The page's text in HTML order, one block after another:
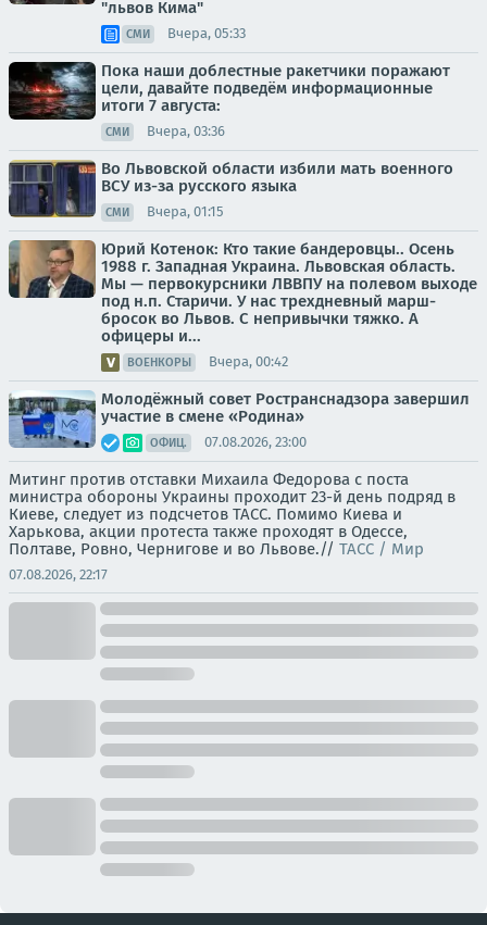
"львов Кима"
СМИ Вчера, 05:33
Пока наши доблестные ракетчики поражают
цели, давайте подведём информационные
итоги 7 августа:
СМИ Вчера, 03:36
Во Львовской области избили мать военного
ВСУ из-за русского языка
СМИ Вчера, 01:15
Юрий Котенок: Кто такие бандеровцы.. Осень
1988 г. Западная Украина. Львовская область.
Мы — первокурсники ЛВВПУ на полевом выходе
под н.п. Старичи. У нас трехдневный марш-
бросок во Львов. С непривычки тяжко. А
офицеры и...
ВОЕНКОРЫ Вчера, 00:42
Молодёжный совет Ространснадзора завершил
участие в смене «Родина»
ОФИЦ. 07.08.2026, 23:00
Митинг против отставки Михаила Федорова с поста
министра обороны Украины проходит 23-й день подряд в
Киеве, следует из подсчетов ТАСС. Помимо Киева и
Харькова, акции протеста также проходят в Одессе,
Полтаве, Ровно, Чернигове и во Львове.// ТАСС / Мир
07.08.2026, 22:17